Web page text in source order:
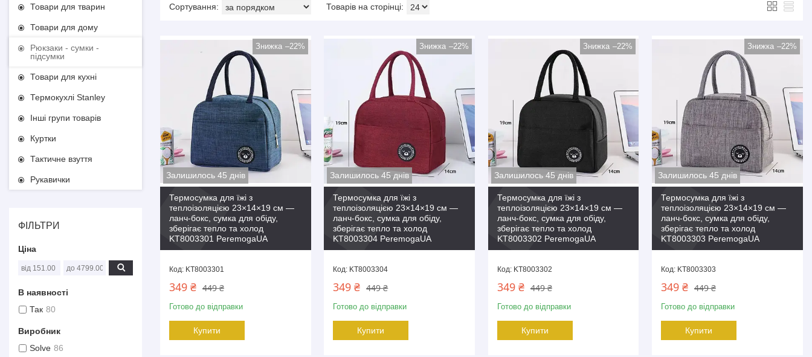
–22%
Залишилось 45 днів
Термосумка для їжі з
теплоізоляцією 23×14×19 см —
ланч-бокс, сумка для обіду,
зберігає тепло та холод
KT8003301 PeremogaUA
KT8003301
449 ₴
349 ₴
Готово до відправки
Купити
–22%
Залишилось 45 днів
Термосумка для їжі з
теплоізоляцією 23×14×19 см —
ланч-бокс, сумка для обіду,
зберігає тепло та холод
KT8003304 PeremogaUA
KT8003304
449 ₴
349 ₴
Готово до відправки
Купити
–22%
Залишилось 45 днів
Термосумка для їжі з
теплоізоляцією 23×14×19 см —
ланч-бокс, сумка для обіду,
зберігає тепло та холод
KT8003302 PeremogaUA
KT8003302
449 ₴
349 ₴
Готово до відправки
Купити
–22%
Залишилось 45 днів
Термосумка для їжі з
теплоізоляцією 23×14×19 см —
ланч-бокс, сумка для обіду,
зберігає тепло та холод
KT8003303 PeremogaUA
KT8003303
449 ₴
349 ₴
Готово до відправки
Купити
Товари для тварин
Товари для дому
Рюкзаки - сумки -
підсумки
Товари для кухні
Термокухлі Stanley
Інші групи товарів
Куртки
Тактичне взуття
Рукавички
ФІЛЬТРИ
Ціна
В наявності
Так 80
Виробник
Solve 86